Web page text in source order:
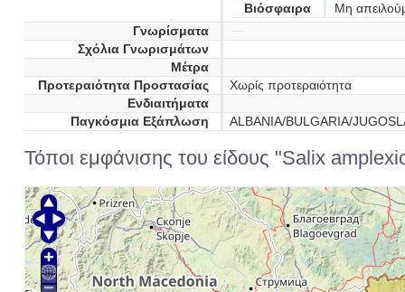
Βιόσφαιρα
Μη
Γνωρίσματα
Σχόλια Γνωρισμάτων
Μέτρα
Προτεραιότητα Προστασίας
Χωρίς προτεραιότητα
Ενδιαιτήματα
Παγκόσμια Εξάπλωση
ALBANIA/BULGARIA/
Τόποι εμφάνισης του είδους "Salix